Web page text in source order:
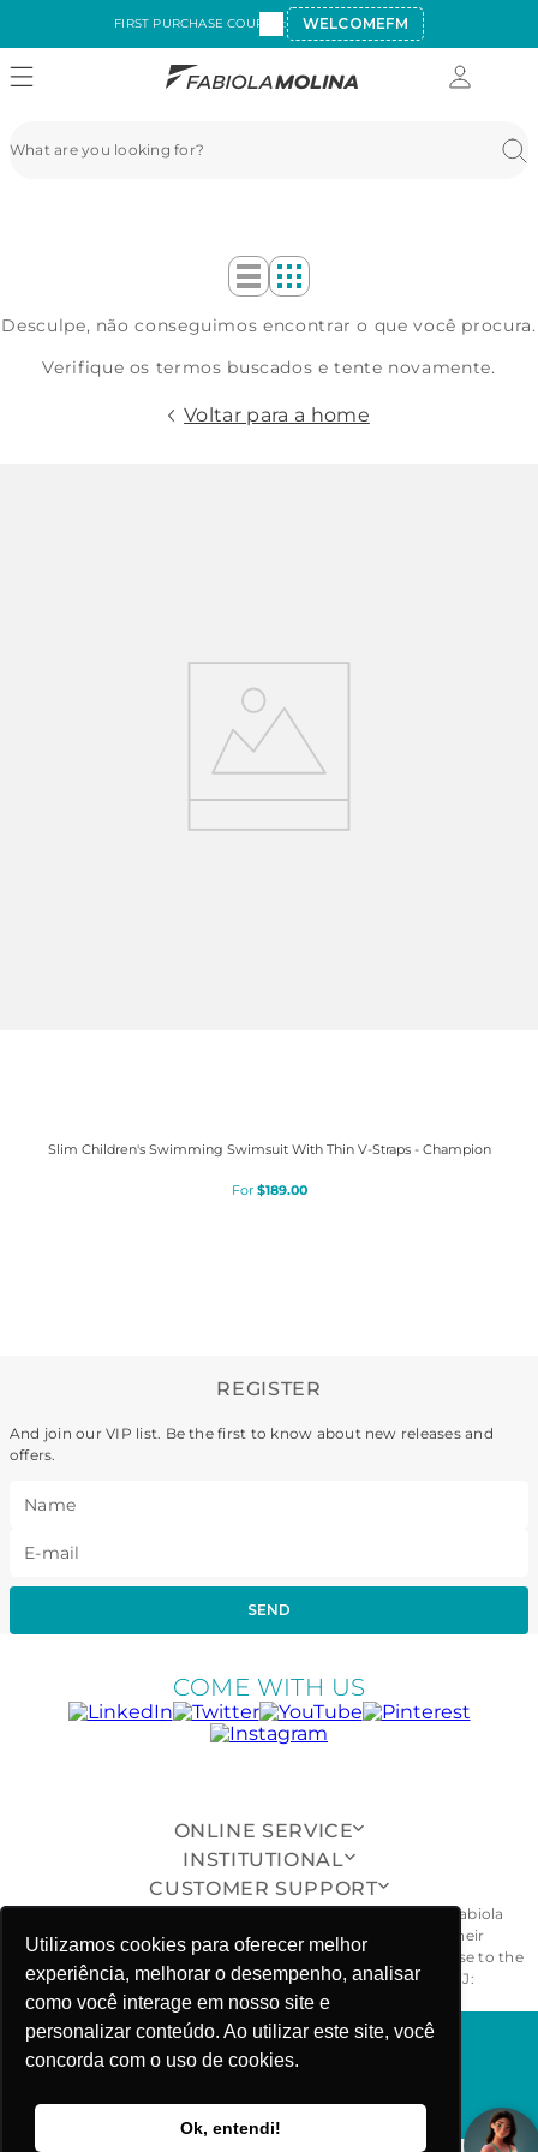
Utilizamos cookies para oferecer melhor
experiência, melhorar o desempenho, analisar
como você interage em nosso site e
personalizar conteúdo. Ao utilizar este site, você
concorda com o uso de cookies.
Ok, entendi!
FIRST PURCHASE COUPON: WELCOMEFM
Desculpe, não conseguimos encontrar o que você procura.
Verifique os termos buscados e tente novamente.
Voltar para a home
Slim Children's Swimming Swimsuit With Thin V-Straps - Champion
$189.00
REGISTER
And join our VIP list. Be the first to know about new releases and
offers.
SEND
COME WITH US
ONLINE SERVICE
INSTITUTIONAL
CUSTOMER SUPPORT
All pieces, models, drawings, designs and shapes of the Fabiola
Molina® brand are exclusive and duly protected, and their
unauthorized reproduction, imitation or copying will give rise to the
civil and criminal penalties provided for by law. - CNPJ:
26.968.029/0001-55
FABIOLA MOLINA ©COPYRIGHT 2025